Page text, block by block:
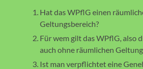
Hat das WPflG einen
Geltungsbereich?
Für wem gilt das WPflG, also
auch ohne räumlichen
Ist man verpflichtet eine